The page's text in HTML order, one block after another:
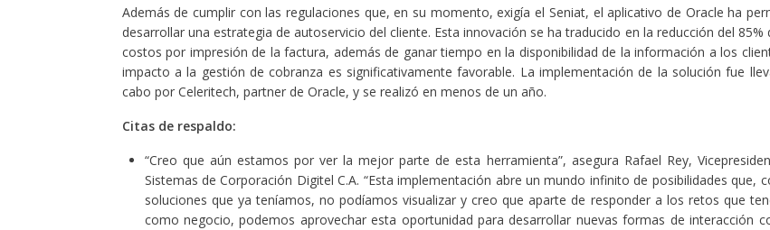
Además de cumplir con las regulaciones que, en su momento, exigía el Seniat, el aplicativo de Oracle ha
desarrollar una estrategia de autoservicio del cliente. Esta innovación se ha traducido en la reducción del 85%
costos por impresión de la factura, además de ganar tiempo en la disponibilidad de la información a los
impacto a la gestión de cobranza es significativamente favorable. La implementación de la solución fue
cabo por Celeritech, partner de Oracle, y se realizó en menos de un año.
Citas de respaldo:
“Creo que aún estamos por ver la mejor parte de esta herramienta”, asegura Rafael Rey,
Sistemas de Corporación Digitel C.A. “Esta implementación abre un mundo infinito de posibilidades que,
soluciones que ya teníamos, no podíamos visualizar y creo que aparte de responder a los retos que
como negocio, podemos aprovechar esta oportunidad para desarrollar nuevas formas de interacción